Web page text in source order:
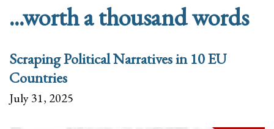
...worth a thousand words
Scraping Political Narratives in 10 EU
Countries
July 31, 2025